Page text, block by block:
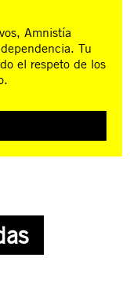
Amnistía
Tu
el respeto de los